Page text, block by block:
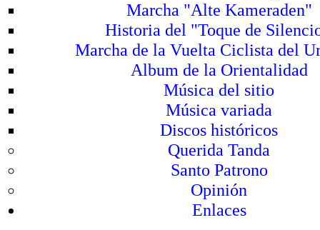
Marcha "Alte Kameraden"
Historia del "Toque de
Marcha de la Vuelta Ciclista del
Album de la Orientalidad
Música del sitio
Música variada
Discos históricos
Querida Tanda
Santo Patrono
Opinión
Enlaces